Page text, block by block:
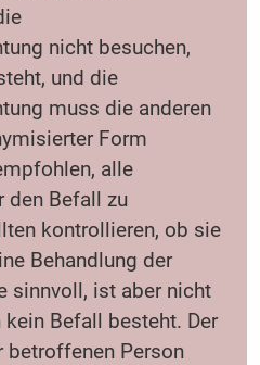
nicht besuchen,
und die
muss die anderen
Form
alle
den Befall zu
kontrollieren, ob sie
Behandlung der
sinnvoll, ist aber nicht
Befall besteht. Der
betroffenen Person